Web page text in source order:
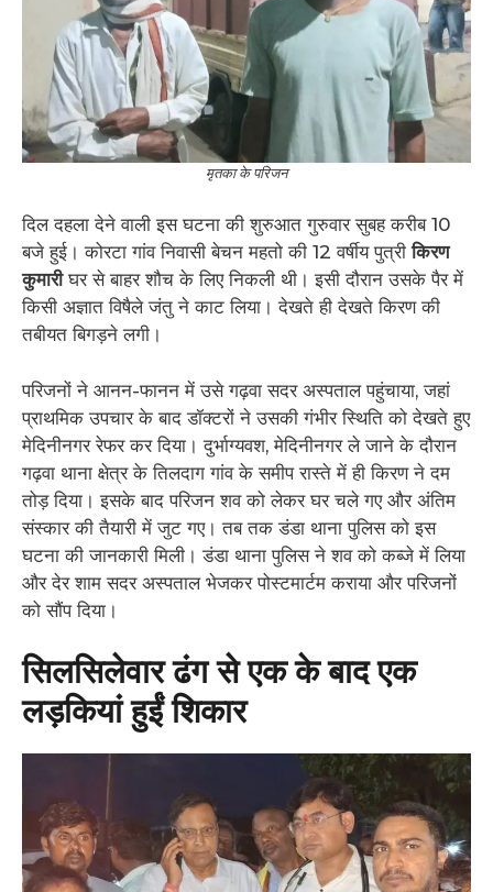
मृतका के परिजन
दिल दहला देने वाली इस घटना की शुरुआत गुरुवार सुबह करीब 10
बजे हुई। कोरटा गांव निवासी बेचन महतो की 12 वर्षीय पुत्रीकिरण
कुमारीघर से बाहर शौच के लिए निकली थी। इसी दौरान उसके पैर में
किसी अज्ञात विषैले जंतु ने काट लिया। देखते ही देखते किरण की
तबीयत बिगड़ने लगी।
परिजनों ने आनन-फानन में उसे गढ़वा सदर अस्पताल पहुंचाया, जहां
प्राथमिक उपचार के बाद डॉक्टरों ने उसकी गंभीर स्थिति को देखते हुए
मेदिनीनगर रेफर कर दिया। दुर्भाग्यवश, मेदिनीनगर ले जाने के दौरान
गढ़वा थाना क्षेत्र के तिलदाग गांव के समीप रास्ते में ही किरण ने दम
तोड़ दिया। इसके बाद परिजन शव को लेकर घर चले गए और अंतिम
संस्कार की तैयारी में जुट गए। तब तक डंडा थाना पुलिस को इस
घटना की जानकारी मिली। डंडा थाना पुलिस ने शव को कब्जे में लिया
और देर शाम सदर अस्पताल भेजकर पोस्टमार्टम कराया और परिजनों
को सौंप दिया।
सिलसिलेवार ढंग से एक के बाद एक
लड़कियां हुईं शिकार